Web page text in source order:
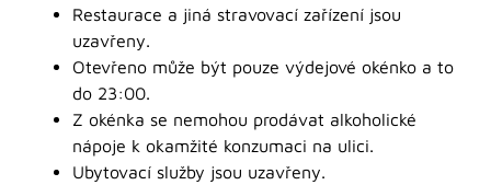
Restaurace a jiná stravovací zařízení jsou
uzavřeny.
Otevřeno může být pouze výdejové okénko a to
do 23:00.
Z okénka se nemohou prodávat alkoholické
nápoje k okamžité konzumaci na ulici.
Ubytovací služby jsou uzavřeny.